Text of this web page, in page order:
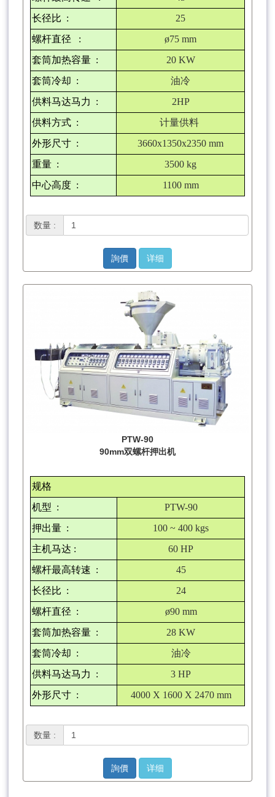
长径比 :
25
螺杆直径:
ø75 mm
套筒加热容量:
20 KW
套筒冷却 :
油冷
供料马达马力
:
2HP
供料方式:
计量供料
外形尺寸:
3660x1350x2350 mm
重量:
3500 kg
中心高度 : 1100 mm
数量 :
詢價 详细
PTW-90
90mm双螺杆押出机
规格
机型 :
PTW-90
押出量 :
100 ~ 400 kgs
主机马达 :
60 HP
螺杆最高转速 :
45
长径比 :
24
螺杆直径 :
ø90 mm
套筒加热容量:
28 KW
套筒冷却 :
油冷
供料马达马力
:
3 HP
外形尺寸: 4000 X 1600 X 2470 mm
数量 :
詢價 详细